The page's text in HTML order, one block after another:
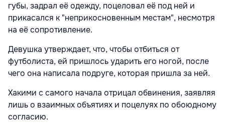
губы, задрал её одежду, поцеловал её под ней и
прикасался к "неприкосновенным местам", несмотря
на её сопротивление.
Девушка утверждает, что, чтобы отбиться от
футболиста, ей пришлось ударить его ногой, после
чего она написала подруге, которая пришла за ней.
Хакими с самого начала отрицал обвинения, заявляя
лишь о взаимных объятиях и поцелуях по обоюдному
согласию.